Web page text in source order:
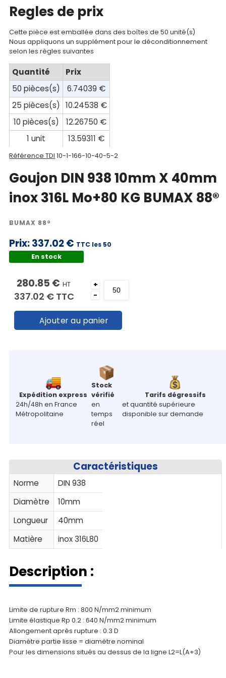
Mon
compte
Mon
panier
Contact
Regles de prix
Cette pièce est emballée dans des boîtes de 50 unité(s)
Nous appliquons un supplément pour le déconditionnement
selon les règles suivantes
Quantité
Prix
50 pièces(s)
6.74039 €
25 pièces(s)
10.24538 €
10 pièces(s)
12.26750 €
1 unit
13.59311 €
Référence TDI 10-1-166-10-40-5-2
Goujon DIN 938 10mm X 40mm
inox 316L Mo+80 KG BUMAX 88®
BUMAX 88®
Prix:337.02 € TTC les 50
En stock
280.85 € HT
337.02 € TTC
+
-
Ajouter au panier
Expédition express
24h/48h en France
Métropolitaine
Stock
vérifié
en
temps
réel
Tarifs dégressifs
et quantité supérieure
disponible sur demande
Caractéristiques
Norme
DIN 938
Diamètre
10mm
Longueur
40mm
Matière
inox 316L80
Description :
Limite de rupture Rm : 800 N/mm2 minimum
Limite élastique Rp 0.2 : 640 N/mm2 minimum
Allongement après rupture : 0.3 D
Diamètre partie lisse = diamètre nominal
Pour les dimensions situés au dessus de la ligne L2=L(A+3)